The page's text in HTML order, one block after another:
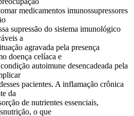
medicamentos imunossupressores
supressão do sistema imunológico
a
agravada pela presença
doença celíaca e
autoimune desencadeada pela
pacientes. A inflamação crônica
da
de nutrientes essenciais,
o que